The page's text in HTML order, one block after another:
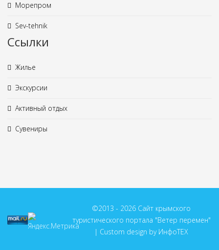
Морепром
Sev-tehnik
Ссылки
Жилье
Экскурсии
Активный отдых
Сувениры
©2013 - 2026 Сайт крымского
туристического портала "Ветер перемен"
| Custom design by ИнфоТЕХ